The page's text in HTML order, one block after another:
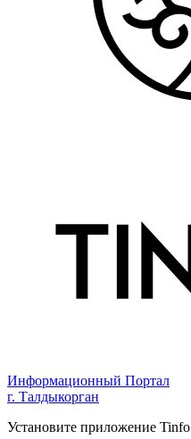
Информационный Портал
г. Талдыкорган
Установите приложение Tinfo